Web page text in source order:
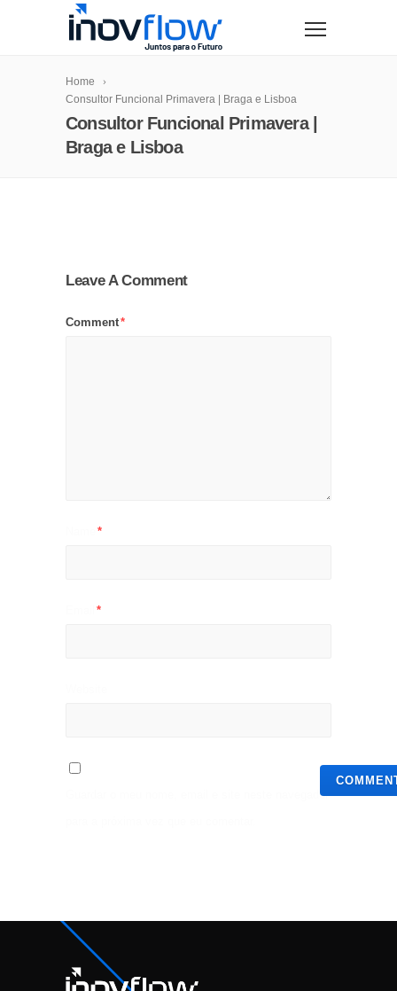
Home
Consultor Funcional Primavera | Braga e Lisboa
Consultor Funcional Primavera |
Braga e Lisboa
Leave A Comment
Comment*
*
*
Guardar o meu nome, email e site neste navegador